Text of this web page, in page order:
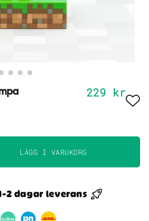
229 kr
LÄGG I VARUKORG
2 dagar leverans